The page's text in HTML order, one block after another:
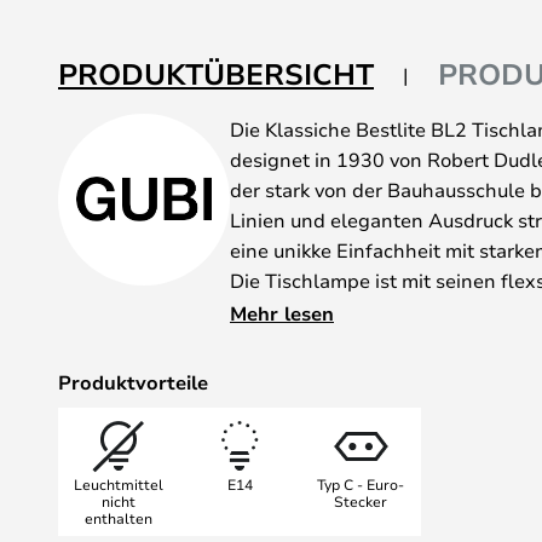
PRODUKTÜBERSICHT
Die Klassiche Bestlite BL2
designet in 1930 von Robert
der stark von der Bauhausschule
Linien und eleganten Ausdruck
eine unikke Einfachheit mit
Die Tischlampe ist mit seinen
Schirm, optimal für jedes Büro,
Funktionalität. Architects Journal,
Beweiss in Bauhaus in
Designbewusste aufmerksam auf
Mehr lesen
Produktvorteile
Leuchtmittel
nicht
enthalten
E14
Typ C - Euro-
Stecker